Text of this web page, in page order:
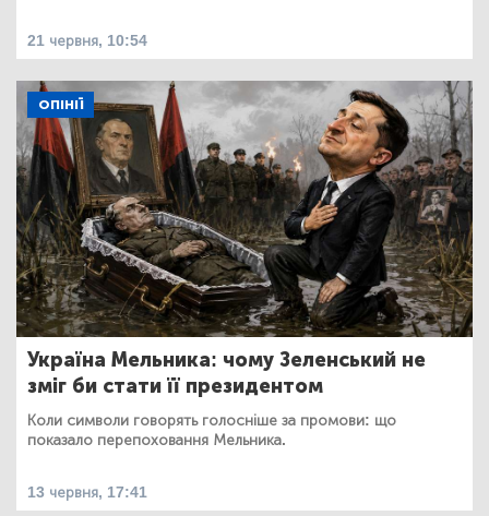
21 червня, 10:54
ОПІНІЇ
Україна Мельника: чому Зеленський не
зміг би стати її президентом
Коли символи говорять голосніше за промови: що
показало перепоховання Мельника.
13 червня, 17:41